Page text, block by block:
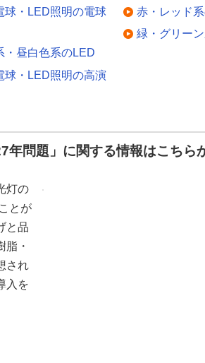
球・LED照明の電球
・昼白色系のLED
球・LED照明の高演
赤・レッド
緑・グリー
年問題」に関する情報はこちら
灯の
とが
と品
脂・
され
入を